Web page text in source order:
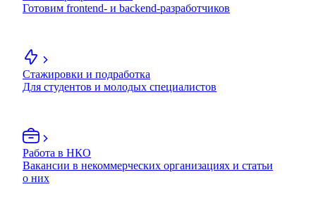
Готовим frontend- и backend-разработчиков
Стажировки и подработка
Для студентов и молодых специалистов
Работа в НКО
Вакансии в некоммерческих организациях и статьи
о них